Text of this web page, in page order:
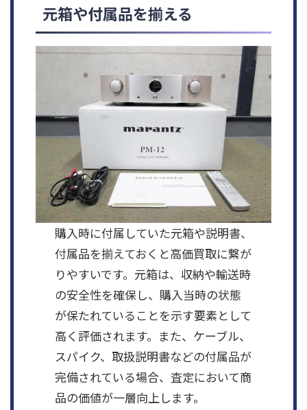
元箱や付属品を揃える
購入時に付属していた元箱や説明書、
付属品を揃えておくと高価買取に繋が
りやすいです。元箱は、収納や輸送時
の安全性を確保し、購入当時の状態
が保たれていることを示す要素として
高く評価されます。また、ケーブル、
スパイク、取扱説明書などの付属品が
完備されている場合、査定において商
品の価値が一層向上します。